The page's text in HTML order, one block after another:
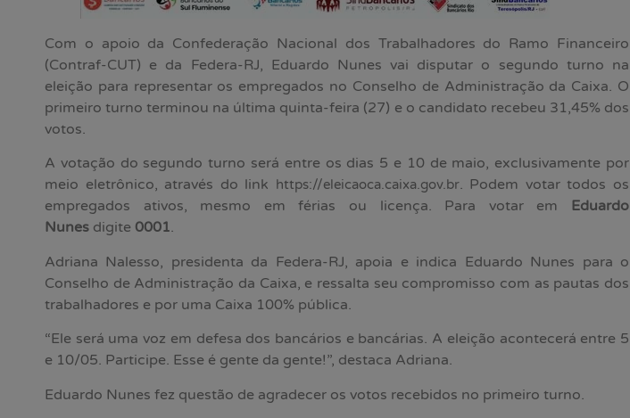
Com o apoio da Confederação Nacional dos Trabalhadores do Ramo Financeiro
(Contraf-CUT) e da Federa-RJ, Eduardo Nunes vai disputar o segundo turno na
eleição para representar os empregados no Conselho de Administração da Caixa. O
primeiro turno terminou na última quinta-feira (27) e o candidato recebeu 31,45% dos
votos.
A votação do segundo turno será entre os dias 5 e 10 de maio, exclusivamente por
meio eletrônico, através do link
https://eleicaoca.caixa.gov.br. Podem votar todos os
empregados ativos, mesmo em férias ou licença. Para votar em Eduardo
Nunes digite 0001.
Adriana Nalesso, presidenta da Federa-RJ, apoia e indica Eduardo Nunes para o
Conselho de Administração da Caixa, e ressalta seu compromisso com as pautas dos
trabalhadores e por uma Caixa 100% pública.
“Ele será uma voz em defesa dos bancários e bancárias. A eleição acontecerá entre 5
e 10/05. Participe. Esse é gente da gente!”, destaca Adriana.
Eduardo Nunes fez questão de agradecer os votos recebidos no primeiro turno.